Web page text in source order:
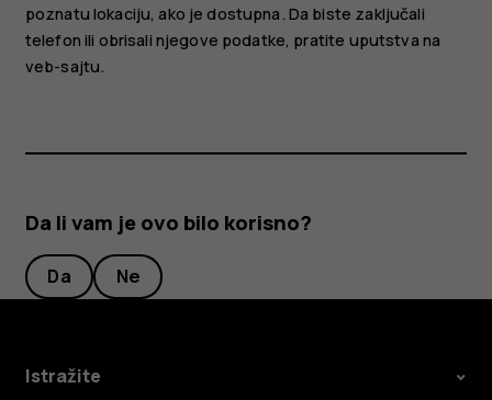
poznatu lokaciju, ako je dostupna. Da biste zaključali
telefon ili obrisali njegove podatke, pratite uputstva na
veb-sajtu.
Da li vam je ovo bilo korisno?
Da Ne
Istražite